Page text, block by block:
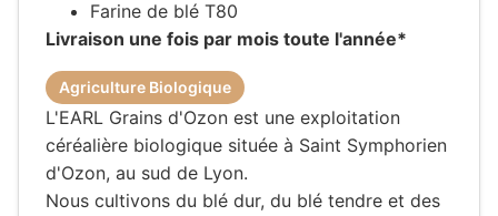
Farine de blé T80
Livraison une fois par mois toute l'année*
Agriculture Biologique
L'EARL Grains d'Ozon est une exploitation
céréalière biologique située à Saint Symphorien
d'Ozon, au sud de Lyon.
Nous cultivons du blé dur, du blé tendre et des